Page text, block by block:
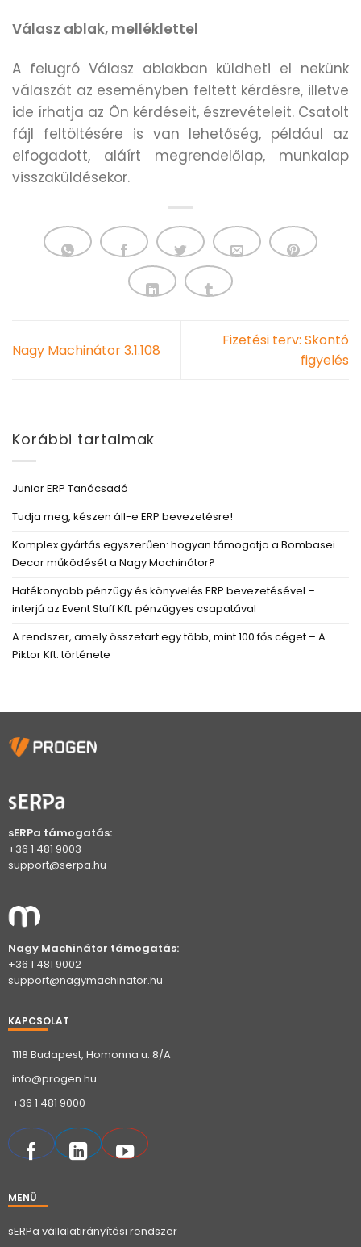
Válasz ablak, melléklettel
A felugró Válasz ablakban küldheti el nekünk
válaszát az eseményben feltett kérdésre, illetve
ide írhatja az Ön kérdéseit, észrevételeit. Csatolt
fájl feltöltésére is van lehetőség, például az
elfogadott, aláírt megrendelőlap, munkalap
visszaküldésekor.
Nagy Machinátor 3.1.108
Fizetési terv: Skontó
figyelés
Korábbi tartalmak
Junior ERP Tanácsadó
Tudja meg, készen áll-e ERP bevezetésre!
Komplex gyártás egyszerűen: hogyan támogatja a Bombasei
Decor működését a Nagy Machinátor?
Hatékonyabb pénzügy és könyvelés ERP bevezetésével –
interjú az Event Stuff Kft. pénzügyes csapatával
A rendszer, amely összetart egy több, mint 100 fős céget – A
Piktor Kft. története
sERPa támogatás:
+36 1 481 9003
support@serpa.hu
Nagy Machinátor támogatás:
+36 1 481 9002
support@nagymachinator.hu
KAPCSOLAT
1118 Budapest, Homonna u. 8/A
info@progen.hu
+36 1 481 9000
MENÜ
sERPa vállalatirányítási rendszer